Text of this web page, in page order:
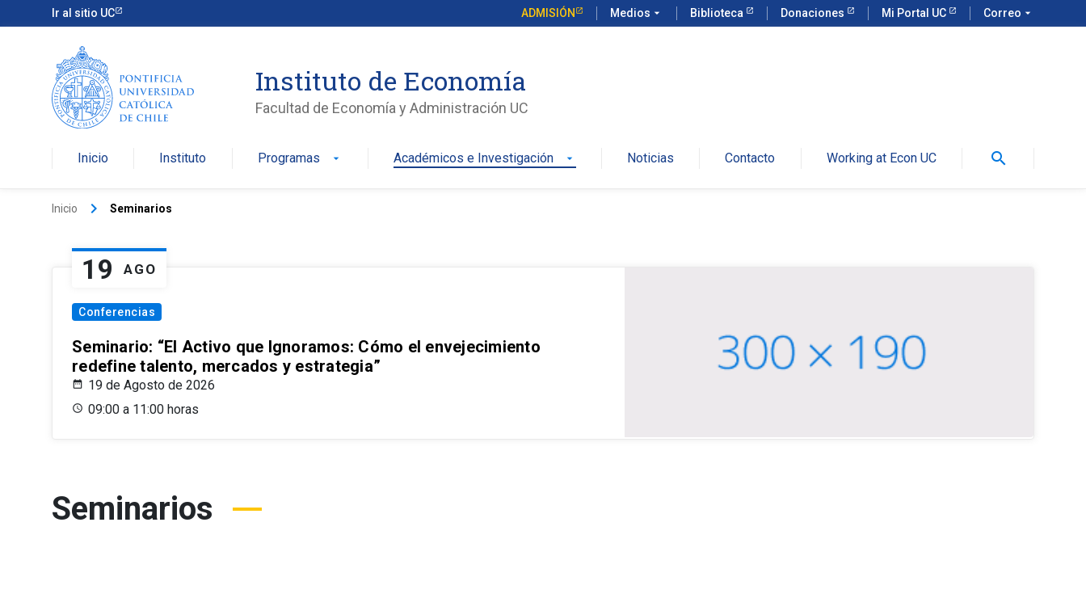
Ir al sitio UC ADMISIÓN Medios arrow_drop_down Biblioteca Donaciones Mi Portal UC Correo arrow_drop_down
Instituto de Economía
Facultad de Economía y Administración UC
Inicio Instituto Programas arrow_drop_down Académicos e Investigación arrow_drop_down Noticias Contacto Working at Econ UC search
Inicio keyboard_arrow_right Seminarios
19 AGO
Conferencias
Seminario: “El Activo que Ignoramos: Cómo el envejecimiento
redefine talento, mercados y estrategia”
19 de Agosto de 2026
09:00 a 11:00 horas
Seminarios